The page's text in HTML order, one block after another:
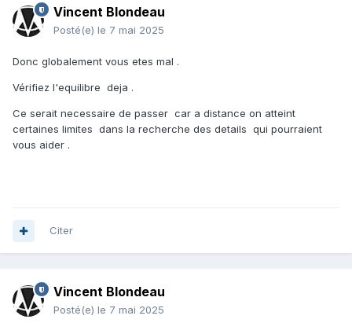
Vincent Blondeau
Posté(e) le 7 mai 2025
Donc globalement vous etes mal .
Vérifiez l'equilibre deja .
Ce serait necessaire de passer car a distance on atteint
certaines limites dans la recherche des details qui pourraient
vous aider .
Citer
Vincent Blondeau
Posté(e) le 7 mai 2025